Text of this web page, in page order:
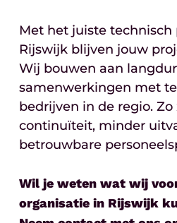
Met het juiste technisch
Rijswijk blijven jouw
Wij bouwen aan
samenwerkingen met
bedrijven in de regio.
continuïteit, minder
betrouwbare
Wil je weten wat wij
organisatie in Rijswijk